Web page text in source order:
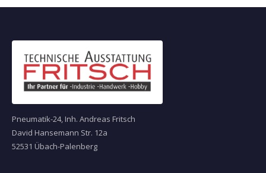
Pneumatik-24, Inh. Andreas Fritsch
David Hansemann Str. 12a
52531 Übach-Palenberg